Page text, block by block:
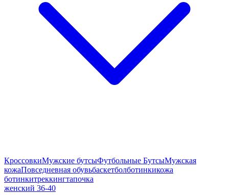
КроссовкиМужские бутсыФутбольные БутсыМужская
кожаПовседневная обувьбаскетболботинкикожа
ботинкитреккингтапочка
женский 36-40